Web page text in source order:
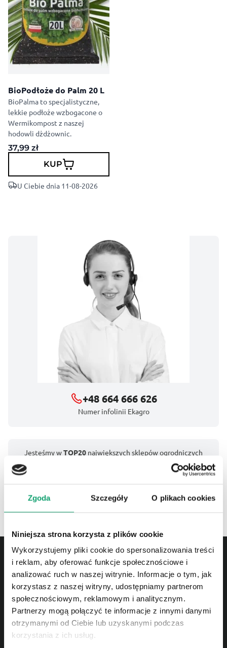
Zgoda Szczegóły O plikach cookies
Niniejsza strona korzysta z plików cookie
Wykorzystujemy pliki cookie do spersonalizowania treści
i reklam, aby oferować funkcje społecznościowe i
analizować ruch w naszej witrynie. Informacje o tym, jak
korzystasz z naszej witryny, udostępniamy partnerom
społecznościowym, reklamowym i analitycznym.
Partnerzy mogą połączyć te informacje z innymi danymi
otrzymanymi od Ciebie lub uzyskanymi podczas
korzystania z ich usług.
BioPodłoże do Palm 20 L
BioPalma to specjalistyczne,
lekkie podłoże wzbogacone o
Wermikompost z naszej
hodowli dżdżownic.
37,99 zł
KUP
U Ciebie dnia 11-08-2026
+48 664 666 626
Numer infolinii Ekagro
Jesteśmy wTOP20 największych sklepów ogrodniczych
Producent naturalnych nawozów i podłoży oraz
największy hodowca dżdżownic w Polsce.